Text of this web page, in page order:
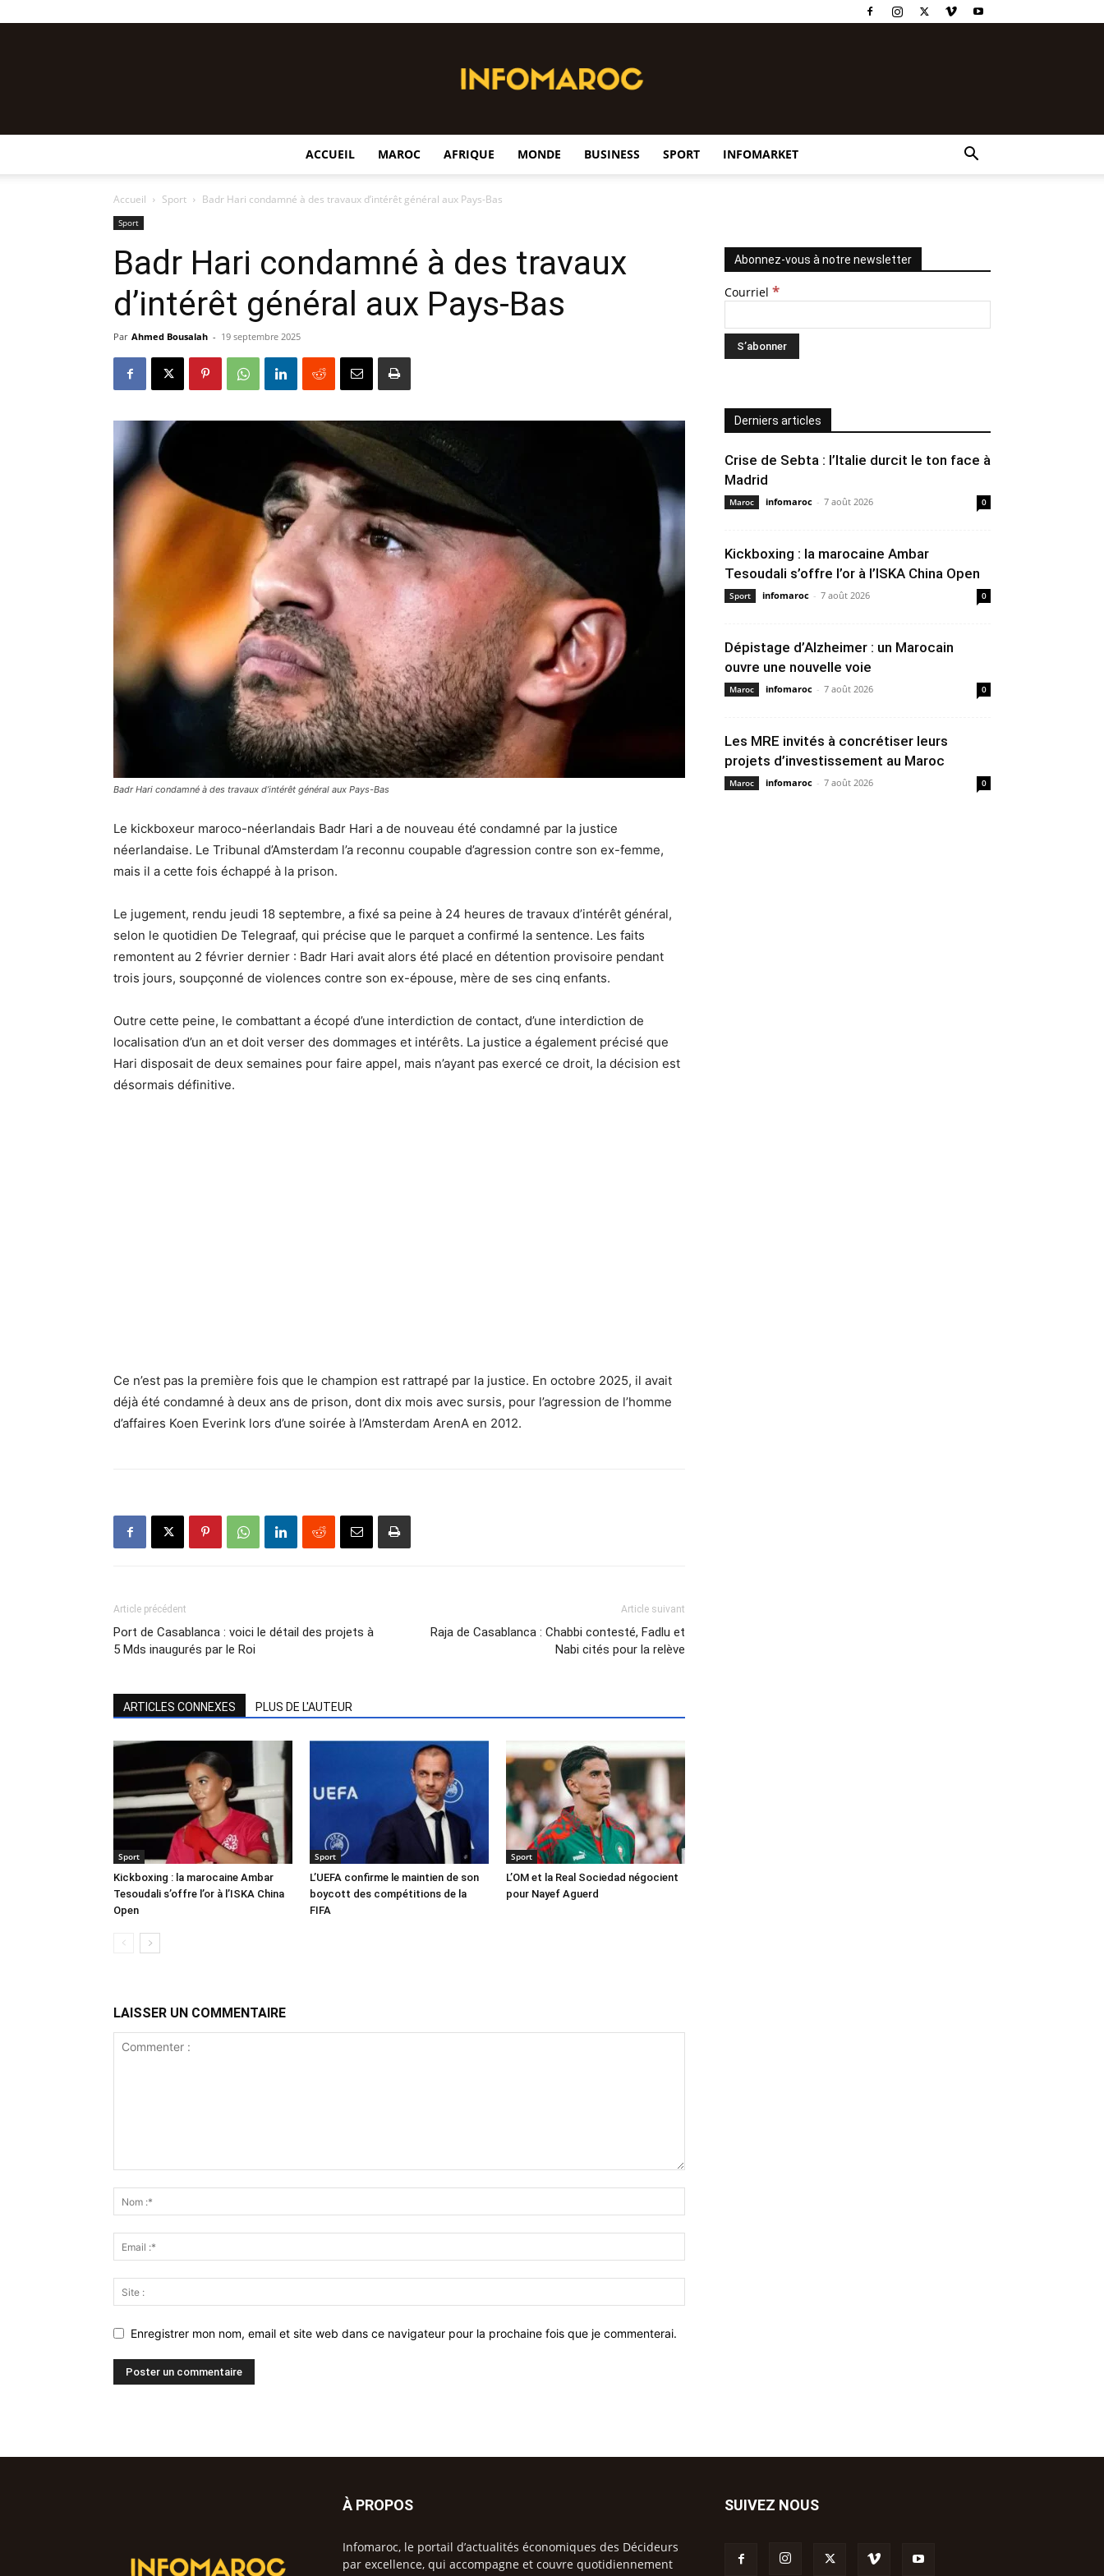
ACCUEIL MAROC AFRIQUE MONDE BUSINESS SPORT INFOMARKET
Accueil Sport Badr Hari condamné à des travaux d’intérêt général aux Pays-Bas
Sport
Badr Hari condamné à des travaux
d’intérêt général aux Pays-Bas
Par Ahmed Bousalah - 19 septembre 2025
Badr Hari condamné à des travaux d’intérêt général aux Pays-Bas
Le kickboxeur maroco-néerlandais Badr Hari a de nouveau été condamné par la justice
néerlandaise. Le Tribunal d’Amsterdam l’a reconnu coupable d’agression contre son ex-femme,
mais il a cette fois échappé à la prison.
Le jugement, rendu jeudi 18 septembre, a fixé sa peine à 24 heures de travaux d’intérêt général,
selon le quotidien De Telegraaf, qui précise que le parquet a confirmé la sentence. Les faits
remontent au 2 février dernier : Badr Hari avait alors été placé en détention provisoire pendant
trois jours, soupçonné de violences contre son ex-épouse, mère de ses cinq enfants.
Outre cette peine, le combattant a écopé d’une interdiction de contact, d’une interdiction de
localisation d’un an et doit verser des dommages et intérêts. La justice a également précisé que
Hari disposait de deux semaines pour faire appel, mais n’ayant pas exercé ce droit, la décision est
désormais définitive.
Ce n’est pas la première fois que le champion est rattrapé par la justice. En octobre 2025, il avait
déjà été condamné à deux ans de prison, dont dix mois avec sursis, pour l’agression de l’homme
d’affaires Koen Everink lors d’une soirée à l’Amsterdam ArenA en 2012.
Article précédent
Port de Casablanca : voici le détail des projets à
5 Mds inaugurés par le Roi
Article suivant
Raja de Casablanca : Chabbi contesté, Fadlu et
Nabi cités pour la relève
ARTICLES CONNEXES PLUS DE L'AUTEUR
Sport
Kickboxing : la marocaine Ambar
Tesoudali s’offre l’or à l’ISKA China
Open
Sport
L’UEFA confirme le maintien de son
boycott des compétitions de la
FIFA
Sport
L’OM et la Real Sociedad négocient
pour Nayef Aguerd
LAISSER UN COMMENTAIRE
Enregistrer mon nom, email et site web dans ce navigateur pour la prochaine fois que je commenterai.
Abonnez-vous à notre newsletter
Courriel *
Derniers articles
Crise de Sebta : l’Italie durcit le ton face à
Madrid
Maroc infomaroc - 7 août 2026 0
Kickboxing : la marocaine Ambar
Tesoudali s’offre l’or à l’ISKA China Open
Sport infomaroc - 7 août 2026 0
Dépistage d’Alzheimer : un Marocain
ouvre une nouvelle voie
Maroc infomaroc - 7 août 2026 0
Les MRE invités à concrétiser leurs
projets d’investissement au Maroc
Maroc infomaroc - 7 août 2026 0
À PROPOS
Infomaroc, le portail d’actualités économiques des Décideurs
par excellence, qui accompagne et couvre quotidiennement
SUIVEZ NOUS